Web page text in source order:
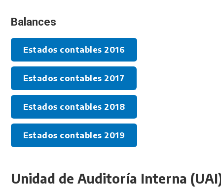
Balances
Estados contables 2016
Estados contables 2017
Estados contables 2018
Estados contables 2019
Unidad de Auditoría Interna